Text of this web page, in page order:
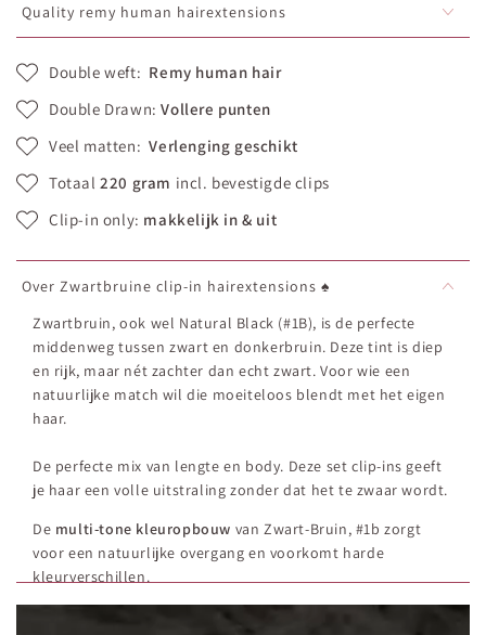
Quality remy human hairextensions
Double weft: Remy human hair
Double Drawn:Vollere punten
Veel matten:Verlenging geschikt
Totaal220 gram incl. bevestigde clips
Clip-in only: makkelijk in & uit
Over Zwartbruine clip-in hairextensions ♠️
Zwartbruin, ook wel Natural Black (#1B), is de perfecte
middenweg tussen zwart en donkerbruin. Deze tint is diep
en rijk, maar nét zachter dan echt zwart. Voor wie een
natuurlijke match wil die moeiteloos blendt met het eigen
haar.
De perfecte mix van lengte en body. Deze set clip-ins geeft
je haar een volle uitstraling zonder dat het te zwaar wordt.
De multi-tone kleuropbouw van Zwart-Bruin, #1b zorgt
voor een natuurlijke overgang en voorkomt harde
kleurverschillen.
Deze clip-in hairextensions van 50cm (20") zijn ontworpen